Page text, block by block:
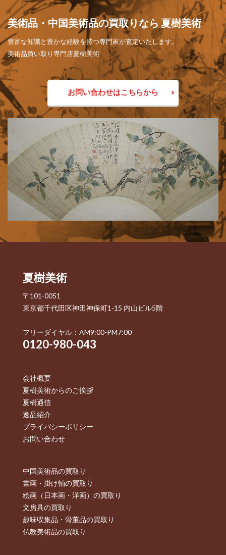
美術品・中国美術品の買取りなら 夏樹美術
豊富な知識と豊かな経験を持つ専門家が査定いたします。
美術品買い取り専門店夏樹美術
お問い合わせはこちらから
夏樹美術
〒101-0051
東京都千代田区神田神保町1-15 内山ビル5階
フリーダイヤル：AM9:00-PM7:00
0120-980-043
会社概要
夏樹美術からのご挨拶
夏樹通信
逸品紹介
プライバシーポリシー
お問い合わせ
中国美術品の買取り
書画・掛け軸の買取り
絵画（日本画・洋画）の買取り
文房具の買取り
趣味収集品・骨董品の買取り
仏教美術品の買取り